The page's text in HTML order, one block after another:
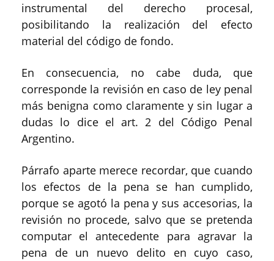
instrumental del derecho procesal,
posibilitando la realización del efecto
material del código de fondo.
En consecuencia, no cabe duda, que
corresponde la revisión en caso de ley penal
más benigna como claramente y sin lugar a
dudas lo dice el art. 2 del Código Penal
Argentino.
Párrafo aparte merece recordar, que cuando
los efectos de la pena se han cumplido,
porque se agotó la pena y sus accesorias, la
revisión no procede, salvo que se pretenda
computar el antecedente para agravar la
pena de un nuevo delito en cuyo caso,